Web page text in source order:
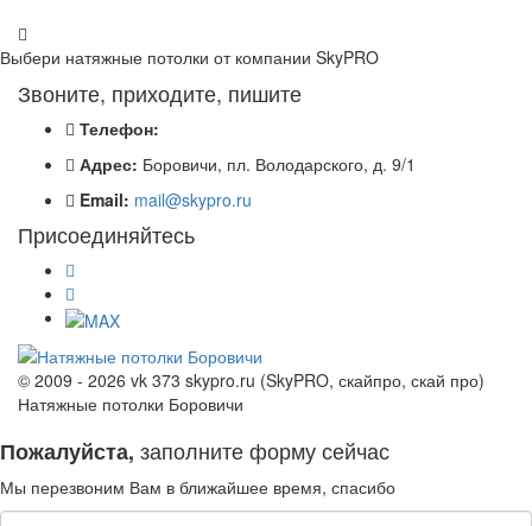
Выбери натяжные потолки от компании SkyPRO
Звоните, приходите, пишите
Телефон:
Адрес: Боровичи, пл. Володарского, д. 9/1
Email: mail@skypro.ru
Присоединяйтесь
© 2009 - 2026 vk 373 skypro.ru (SkyPRO, скайпро, скай про)
Натяжные потолки Боровичи
Пожалуйста, заполните форму сейчас
Мы перезвоним Вам в ближайшее время, спасибо